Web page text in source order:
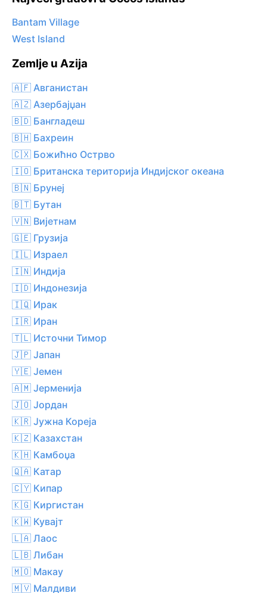
Bantam Village
West Island
Zemlje u Azija
🇦🇫 Авганистан
🇦🇿 Азербајџан
🇧🇩 Бангладеш
🇧🇭 Бахреин
🇨🇽 Божићно Острво
🇮🇴 Британска територија Индијског океана
🇧🇳 Брунеј
🇧🇹 Бутан
🇻🇳 Вијетнам
🇬🇪 Грузија
🇮🇱 Израел
🇮🇳 Индија
🇮🇩 Индонезија
🇮🇶 Ирак
🇮🇷 Иран
🇹🇱 Источни Тимор
🇯🇵 Јапан
🇾🇪 Јемен
🇦🇲 Јерменија
🇯🇴 Јордан
🇰🇷 Јужна Кореја
🇰🇿 Казахстан
🇰🇭 Камбоџа
🇶🇦 Катар
🇨🇾 Кипар
🇰🇬 Киргистан
🇰🇼 Кувајт
🇱🇦 Лаос
🇱🇧 Либан
🇲🇴 Макау
🇲🇻 Малдиви